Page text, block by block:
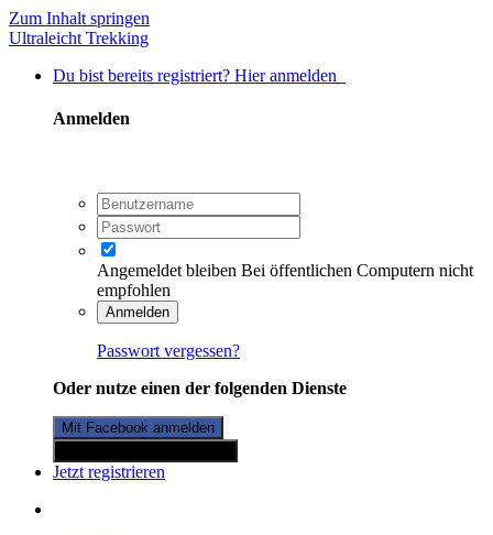
Zum Inhalt springen
Ultraleicht Trekking
Du bist bereits registriert? Hier anmelden
Anmelden
Angemeldet bleiben Bei öffentlichen Computern nicht
empfohlen
Anmelden
Passwort vergessen?
Oder nutze einen der folgenden Dienste
Mit Facebook anmelden
Jetzt registrieren